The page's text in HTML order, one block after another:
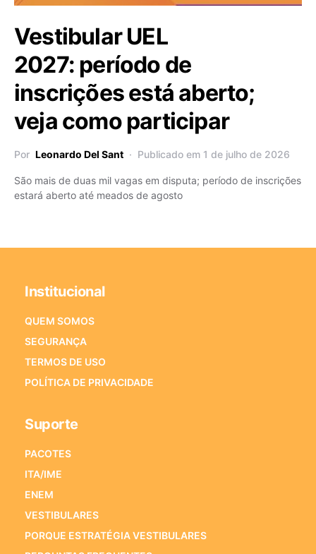
Vestibular UEL
2027: período de
inscrições está aberto;
veja como participar
Por Leonardo Del Sant Publicado em 1 de julho de 2026
São mais de duas mil vagas em disputa; período de inscrições
estará aberto até meados de agosto
Institucional
QUEM SOMOS
SEGURANÇA
TERMOS DE USO
POLÍTICA DE PRIVACIDADE
Suporte
PACOTES
ITA/IME
ENEM
VESTIBULARES
PORQUE ESTRATÉGIA VESTIBULARES